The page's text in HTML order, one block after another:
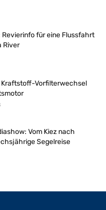
Revierinfo für eine Flussfahrt
River
Vorfilterwechsel
Vom Kiez nach
Segelreise